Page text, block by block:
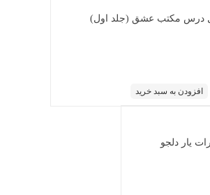
مکتب عشق (جلد اول)
به سبد خرید
دلجو